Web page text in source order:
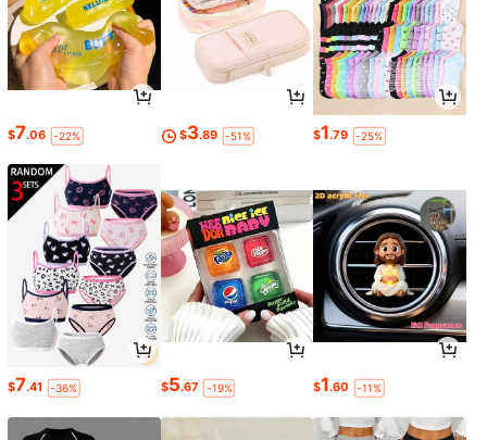
$7.06 -22% $3.89 -51% $1.79 -25%
$7.41 -36% $5.67 -19% $1.60 -11%